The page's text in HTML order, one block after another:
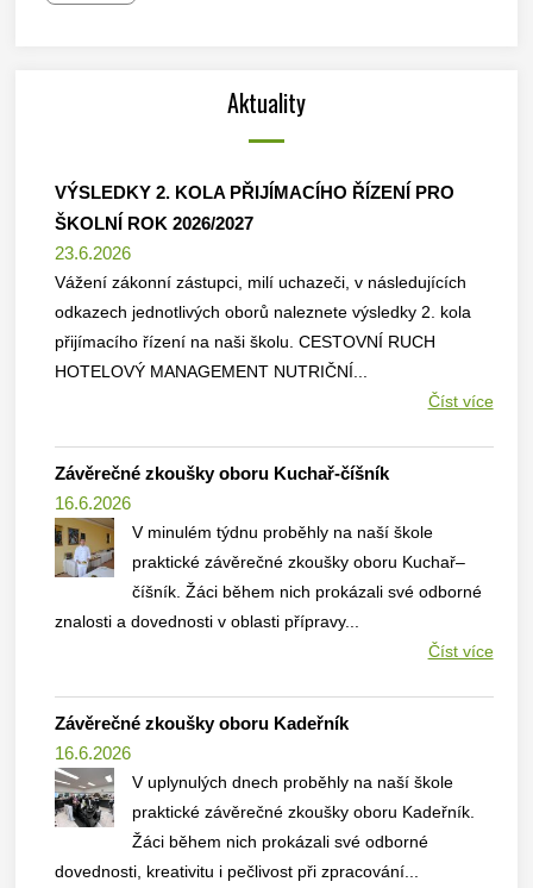
Aktuality
VÝSLEDKY 2. KOLA PŘIJÍMACÍHO ŘÍZENÍ PRO
ŠKOLNÍ ROK 2026/2027
23.6.2026
Vážení zákonní zástupci, milí uchazeči, v následujících
odkazech jednotlivých oborů naleznete výsledky 2. kola
přijímacího řízení na naši školu. CESTOVNÍ RUCH
HOTELOVÝ MANAGEMENT NUTRIČNÍ...
Číst více
Závěrečné zkoušky oboru Kuchař-číšník
16.6.2026
V minulém týdnu proběhly na naší škole
praktické závěrečné zkoušky oboru Kuchař–
číšník. Žáci během nich prokázali své odborné
znalosti a dovednosti v oblasti přípravy...
Číst více
Závěrečné zkoušky oboru Kadeřník
16.6.2026
V uplynulých dnech proběhly na naší škole
praktické závěrečné zkoušky oboru Kadeřník.
Žáci během nich prokázali své odborné
dovednosti, kreativitu i pečlivost při zpracování...